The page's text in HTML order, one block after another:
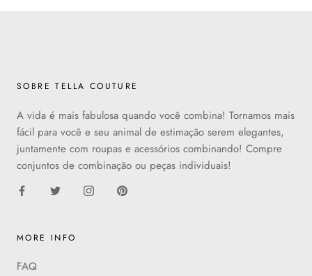
SOBRE TELLA COUTURE
A vida é mais fabulosa quando você combina! Tornamos mais
fácil para você e seu animal de estimação serem elegantes,
juntamente com roupas e acessórios combinando! Compre
conjuntos de combinação ou peças individuais!
MORE INFO
FAQ